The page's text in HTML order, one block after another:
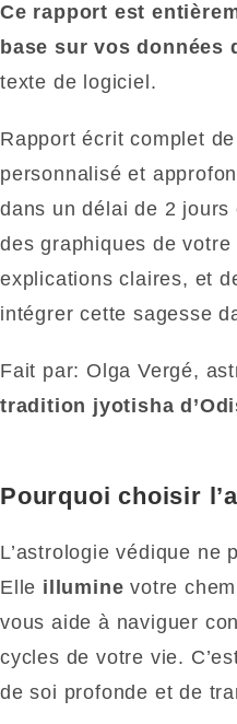
Ce rapport est
base sur vos données
texte de logiciel.
Rapport écrit complet
personnalisé et
dans un délai de 2
des graphiques de
explications claires, et
intégrer cette sagesse
Fait par: Olga Vergé,
tradition jyotisha
Pourquoi choisir
L’astrologie védique ne
Elle illumine votre
vous aide à naviguer
cycles de votre vie.
de soi profonde et de